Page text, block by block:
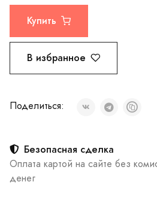
Купить
В избранное
Поделиться:
Безопасная сделка
Оплата картой на сайте без
денег